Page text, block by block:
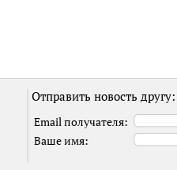
Отправить новость другу:
Email получателя:
Ваше имя: